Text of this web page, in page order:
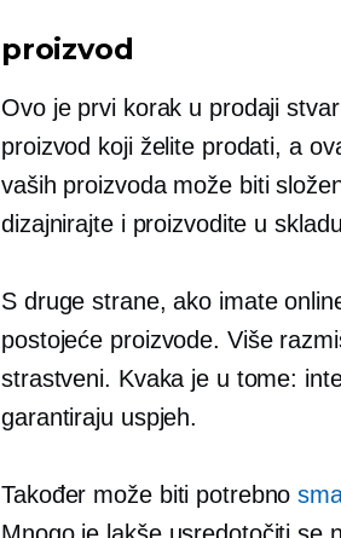
proizvod
Ovo je prvi korak u prodaji
proizvod koji želite prodati, a
vaših proizvoda može biti
dizajnirajte i proizvodite u
S druge strane, ako imate
postojeće proizvode. Više
strastveni. Kvaka je u tome:
garantiraju uspjeh.
Također može biti potrebno